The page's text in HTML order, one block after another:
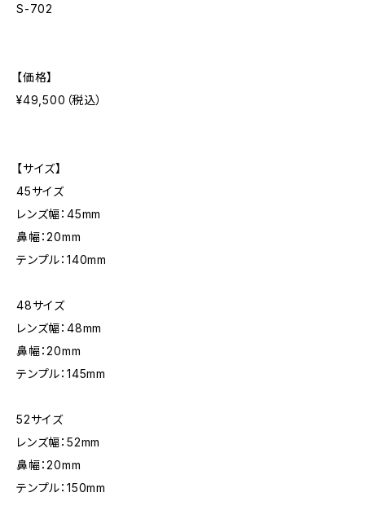
S-702
【価格】
¥49,500（税込）
【サイズ】
45サイズ
レンズ幅：45mm
鼻幅：20mm
テンプル：140mm
48サイズ
レンズ幅：48mm
鼻幅：20mm
テンプル：145mm
52サイズ
レンズ幅：52mm
鼻幅：20mm
テンプル：150mm